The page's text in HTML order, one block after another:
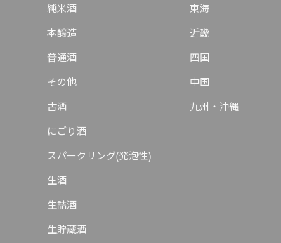
純米酒
本醸造
普通酒
その他
古酒
にごり酒
スパークリング(発泡性)
生酒
生詰酒
生貯蔵酒
東海
近畿
四国
中国
九州・沖縄